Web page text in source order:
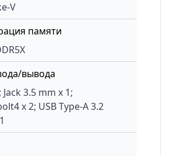
V
памяти
вывода
3.5 mm x 1;
x 2; USB Type-A 3.2